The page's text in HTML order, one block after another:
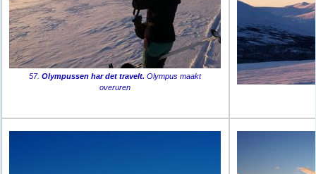
57.Olympussen har det travelt. Olympus maakt
overuren